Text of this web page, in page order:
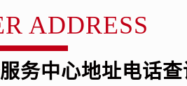
ADDRESS
务中心地址电话查